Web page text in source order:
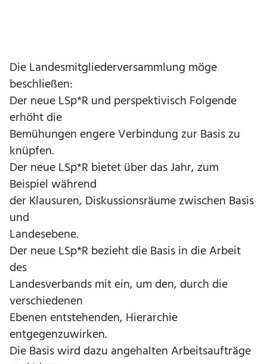
Die Landesmitgliederversammlung möge
beschließen:
Der neue LSp*R und perspektivisch Folgende
erhöht die
Bemühungen engere Verbindung zur Basis zu
knüpfen.
Der neue LSp*R bietet über das Jahr, zum
Beispiel während
der Klausuren, Diskussionsräume zwischen Basis
und
Landesebene.
Der neue LSp*R bezieht die Basis in die Arbeit
des
Landesverbands mit ein, um den, durch die
verschiedenen
Ebenen entstehenden, Hierarchie
entgegenzuwirken.
Die Basis wird dazu angehalten Arbeitsaufträge